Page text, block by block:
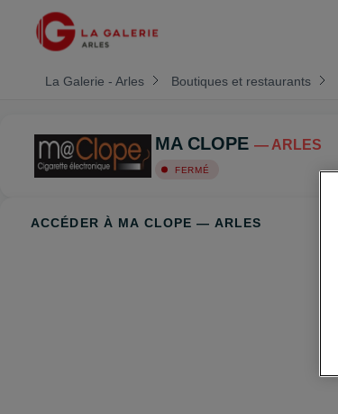
La Galerie - Arles Boutiques et restaurants
MA CLOPE — ARLES
FERMÉ
ACCÉDER À MA CLOPE — ARLES